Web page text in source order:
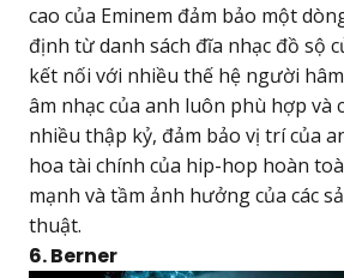
cao của Eminem đảm bảo một
định từ danh sách đĩa nhạc đồ sộ
kết nối với nhiều thế hệ người
âm nhạc của anh luôn phù hợp
nhiều thập kỷ, đảm bảo vị trí của
hoa tài chính của hip-hop hoàn
mạnh và tầm ảnh hưởng của các
thuật.
6. Berner